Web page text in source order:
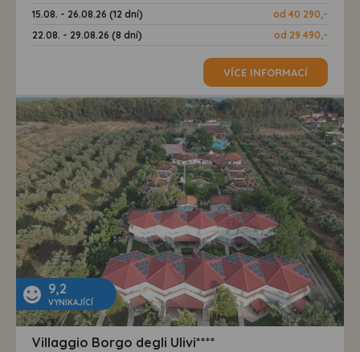
15.08. - 26.08.26 (12 dní)
od 40 290,-
22.08. - 29.08.26 (8 dní)
od 29 490,-
VÍCE INFORMACÍ
9,2
VYNIKAJÍCÍ
Villaggio Borgo degli Ulivi****